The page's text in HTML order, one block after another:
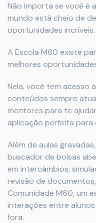
Não importa se você é
mundo está cheio de
oportunidades incríveis.
A Escola M60 existe
melhores
Nela, você tem acesso
conteúdos sempre
mentores para te
aplicação perfeita para
Além de aulas
buscador de bolsas
em intercâmbios,
revisão de
Comunidade M60, um
interações entre
fora.